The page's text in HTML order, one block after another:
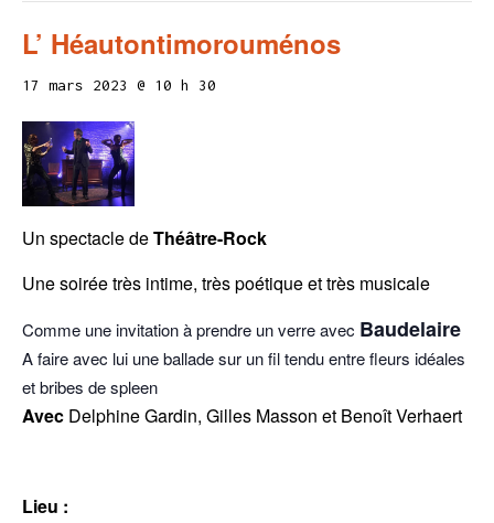
L’ Héautontimorouménos
17 mars 2023 @ 10 h 30
Un spectacle deThéâtre-Rock
Une soirée très intime, très poétique et très musicale
Comme une invitation à prendre un verre avec Baudelaire
A faire avec lui une ballade sur un fil tendu entre fleurs idéales
et bribes de spleen
Avec Delphine Gardin, Gilles Masson et Benoît Verhaert
Lieu :